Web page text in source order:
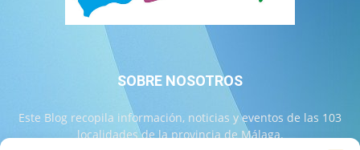
SOBRE NOSOTROS
Este Blog recopila información, noticias y eventos de las 103
localidades de la provincia de Málaga.